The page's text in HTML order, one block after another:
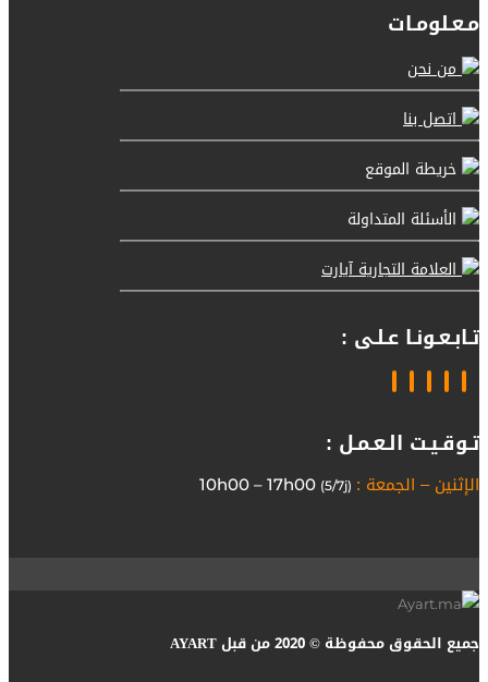
مـعـلومـات
من نحن
اتصل بنا
خريطة الموقع
الأسئلة المتداولة
العلامة التجارية آيارت
تـابـعـونـا عـلـى :
تـوقـيـت الـعـمـل :
الإثنين – الجمعة : (5/7j)
جميع الحقوق محفوظة © 2020 من قبل AYART